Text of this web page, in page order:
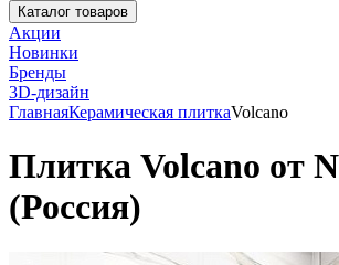
Каталог товаров
Акции
Новинки
Бренды
3D-дизайн
ГлавнаяКерамическая плиткаVolcano
Плитка Volcano от
(Россия)